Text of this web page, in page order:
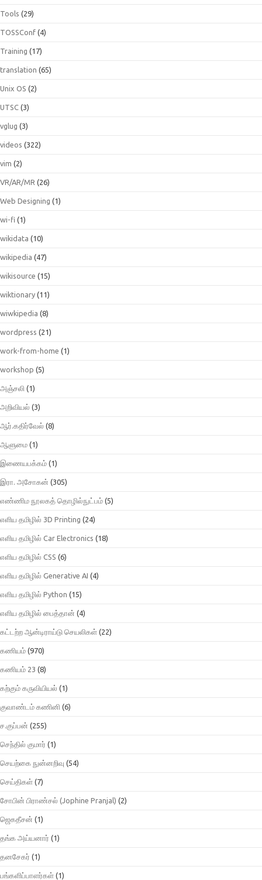
Tools (29)
TOSSConf (4)
Training (17)
translation (65)
Unix OS (2)
UTSC (3)
vglug (3)
videos (322)
vim (2)
VR/AR/MR (26)
Web Designing (1)
wi-fi (1)
wikidata (10)
wikipedia (47)
wikisource (15)
wiktionary (11)
wiwkipedia (8)
wordpress (21)
work-from-home (1)
workshop (5)
அஞ்சலி (1)
அறிவியல் (3)
ஆர்.கதிர்வேல் (8)
ஆளுமை (1)
இணையபக்கம் (1)
இரா. அசோகன் (305)
எண்ணிம நூலகத் தொழில்நுட்பம் (5)
எளிய தமிழில் 3D Printing (24)
எளிய தமிழில் Car Electronics (18)
எளிய தமிழில் CSS (6)
எளிய தமிழில் Generative AI (4)
எளிய தமிழில் Python (15)
எளிய தமிழில் பைத்தான் (4)
கட்டற்ற ஆன்டிராய்டு செயலிகள் (22)
கணியம் (970)
கணியம் 23 (8)
கற்கும் கருவியியல் (1)
குவாண்டம் கணினி (6)
ச.குப்பன் (255)
செந்தில் குமார் (1)
செயற்கை நுன்னறிவு (54)
செய்திகள் (7)
சோபின் பிராண்சல் (Jophine Pranjal) (2)
ஜெகதீசன் (1)
தங்க அய்யனார் (1)
தனசேகர் (1)
பங்களிப்பாளர்கள் (1)